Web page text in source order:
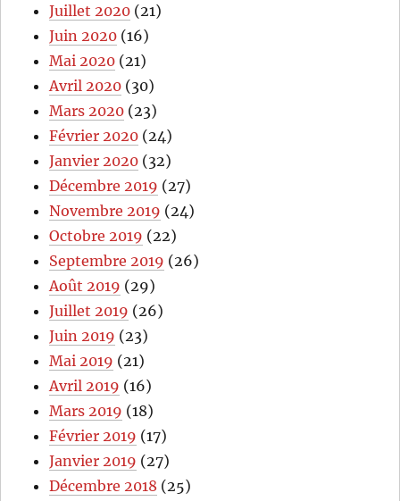
Juillet 2020 (21)
Juin 2020 (16)
Mai 2020 (21)
Avril 2020 (30)
Mars 2020 (23)
Février 2020 (24)
Janvier 2020 (32)
Décembre 2019 (27)
Novembre 2019 (24)
Octobre 2019 (22)
Septembre 2019 (26)
Août 2019 (29)
Juillet 2019 (26)
Juin 2019 (23)
Mai 2019 (21)
Avril 2019 (16)
Mars 2019 (18)
Février 2019 (17)
Janvier 2019 (27)
Décembre 2018 (25)